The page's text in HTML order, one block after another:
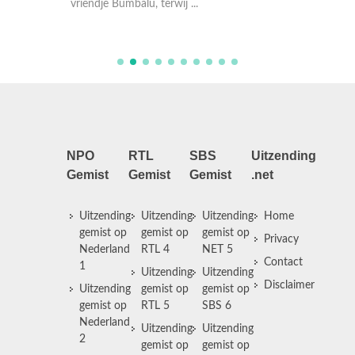
vriendje Bumbalu, terwij ...
NPO
Gemist
Uitzending
gemist op
Nederland
1
Uitzending
gemist op
Nederland
2
RTL
Gemist
Uitzending
gemist op
RTL 4
Uitzending
gemist op
RTL 5
Uitzending
gemist op
SBS
Gemist
Uitzending
gemist op
NET 5
Uitzending
gemist op
SBS 6
Uitzending
gemist op
Uitzending
.net
Home
Privacy
Contact
Disclaimer